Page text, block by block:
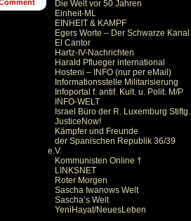
Die Welt vor 50 Jahren
Einheit-ML
EINHEIT & KAMPF
Egers Worte – Der Schwarze Kanal
El Cantor
Hartz-IV-Nachrichten
Harald Pflueger international
Hosteni – INFO (nur per eMail)
Informationsstelle Militarisierung
Infoportal f. antif. Kult. u. Polit. M/P
INFO-WELT
Israel Büro der R. Luxemburg Stiftg.
JusticeNow!
Kämpfer und Freunde
der Spanischen Republik 36/39
e.V.
Kommunisten Online †
LINKSNET
Roter Morgen
Sascha Iwanows Welt
Sascha’s Welt
YeniHayat/NeuesLeben